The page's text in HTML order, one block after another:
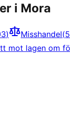
i Mora
) Misshandel(
mot lagen om